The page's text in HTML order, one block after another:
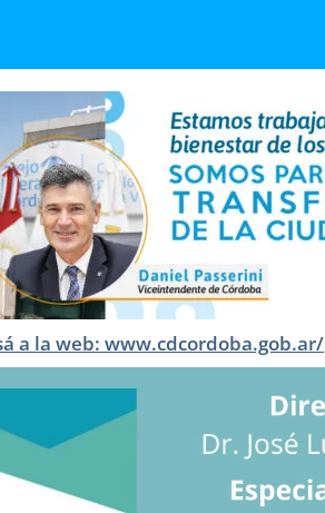
a la web: www.cdcordoba.gob.ar/